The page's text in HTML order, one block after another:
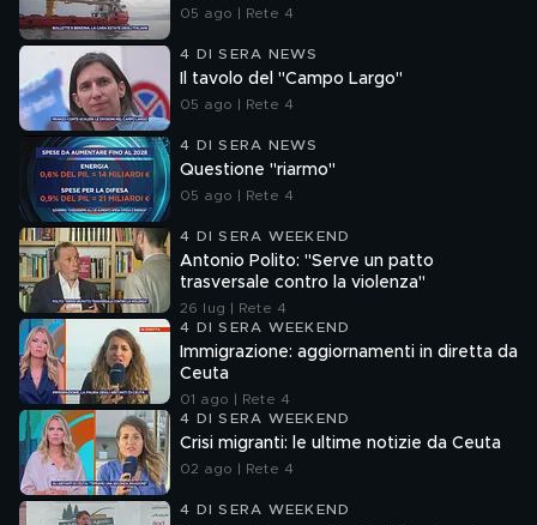
05 ago | Rete 4
4 DI SERA NEWS
Il tavolo del "Campo Largo"
05 ago | Rete 4
4 DI SERA NEWS
Questione "riarmo"
05 ago | Rete 4
4 DI SERA WEEKEND
Antonio Polito: "Serve un patto
trasversale contro la violenza"
26 lug | Rete 4
4 DI SERA WEEKEND
Immigrazione: aggiornamenti in diretta da
Ceuta
01 ago | Rete 4
4 DI SERA WEEKEND
Crisi migranti: le ultime notizie da Ceuta
02 ago | Rete 4
4 DI SERA WEEKEND